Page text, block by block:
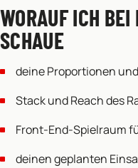
WORAUF ICH BEI
CHAUE
deine Proportionen
Stack und Reach des
Front-End-Spielraum
deinen geplanten